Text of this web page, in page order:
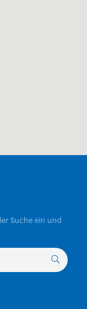
Suche ein und